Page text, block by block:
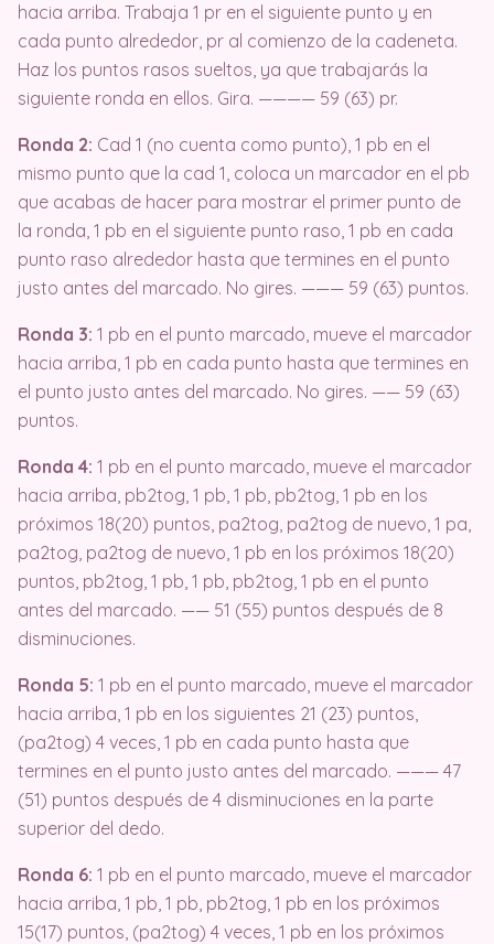
hacia arriba. Trabaja 1 pr en el siguiente punto y en
cada punto alrededor, pr al comienzo de la cadeneta.
Haz los puntos rasos sueltos, ya que trabajarás la
siguiente ronda en ellos. Gira. ———— 59 (63) pr.
Ronda 2: Cad 1 (no cuenta como punto), 1 pb en el
mismo punto que la cad 1, coloca un marcador en el pb
que acabas de hacer para mostrar el primer punto de
la ronda, 1 pb en el siguiente punto raso, 1 pb en cada
punto raso alrededor hasta que termines en el punto
justo antes del marcado. No gires. ——— 59 (63) puntos.
Ronda 3: 1 pb en el punto marcado, mueve el marcador
hacia arriba, 1 pb en cada punto hasta que termines en
el punto justo antes del marcado. No gires. —— 59 (63)
puntos.
Ronda 4: 1 pb en el punto marcado, mueve el marcador
hacia arriba, pb2tog, 1 pb, 1 pb, pb2tog, 1 pb en los
próximos 18(20) puntos, pa2tog, pa2tog de nuevo, 1 pa,
pa2tog, pa2tog de nuevo, 1 pb en los próximos 18(20)
puntos, pb2tog, 1 pb, 1 pb, pb2tog, 1 pb en el punto
antes del marcado. —— 51 (55) puntos después de 8
disminuciones.
Ronda 5: 1 pb en el punto marcado, mueve el marcador
hacia arriba, 1 pb en los siguientes 21 (23) puntos,
(pa2tog) 4 veces, 1 pb en cada punto hasta que
termines en el punto justo antes del marcado. ——— 47
(51) puntos después de 4 disminuciones en la parte
superior del dedo.
Ronda 6: 1 pb en el punto marcado, mueve el marcador
hacia arriba, 1 pb, 1 pb, pb2tog, 1 pb en los próximos
15(17) puntos, (pa2tog) 4 veces, 1 pb en los próximos